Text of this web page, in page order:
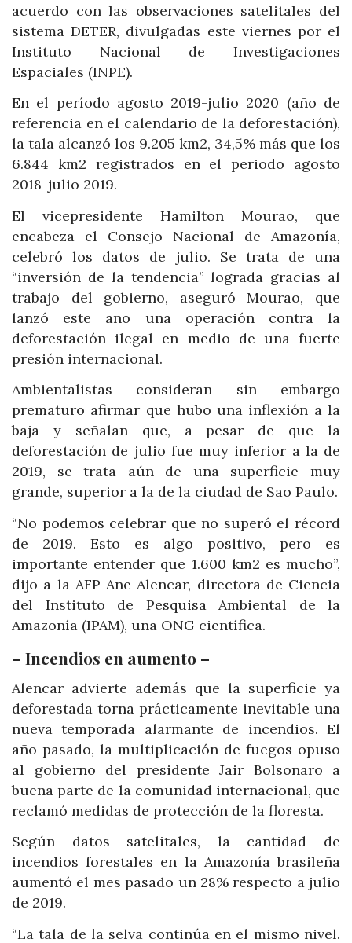
acuerdo con las observaciones satelitales del
sistema DETER, divulgadas este viernes por el
Instituto Nacional de Investigaciones
Espaciales (INPE).
En el período agosto 2019-julio 2020 (año de
referencia en el calendario de la deforestación),
la tala alcanzó los 9.205 km2, 34,5% más que los
6.844 km2 registrados en el periodo agosto
2018-julio 2019.
El vicepresidente Hamilton Mourao, que
encabeza el Consejo Nacional de Amazonía,
celebró los datos de julio. Se trata de una
“inversión de la tendencia” lograda gracias al
trabajo del gobierno, aseguró Mourao, que
lanzó este año una operación contra la
deforestación ilegal en medio de una fuerte
presión internacional.
Ambientalistas consideran sin embargo
prematuro afirmar que hubo una inflexión a la
baja y señalan que, a pesar de que la
deforestación de julio fue muy inferior a la de
2019, se trata aún de una superficie muy
grande, superior a la de la ciudad de Sao Paulo.
“No podemos celebrar que no superó el récord
de 2019. Esto es algo positivo, pero es
importante entender que 1.600 km2 es mucho”,
dijo a la AFP Ane Alencar, directora de Ciencia
del Instituto de Pesquisa Ambiental de la
Amazonía (IPAM), una ONG científica.
– Incendios en aumento –
Alencar advierte además que la superficie ya
deforestada torna prácticamente inevitable una
nueva temporada alarmante de incendios. El
año pasado, la multiplicación de fuegos opuso
al gobierno del presidente Jair Bolsonaro a
buena parte de la comunidad internacional, que
reclamó medidas de protección de la floresta.
Según datos satelitales, la cantidad de
incendios forestales en la Amazonía brasileña
aumentó el mes pasado un 28% respecto a julio
de 2019.
“La tala de la selva continúa en el mismo nivel.